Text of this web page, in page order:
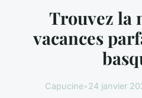
Trouvez la
vacances
Capucine•24 janvier